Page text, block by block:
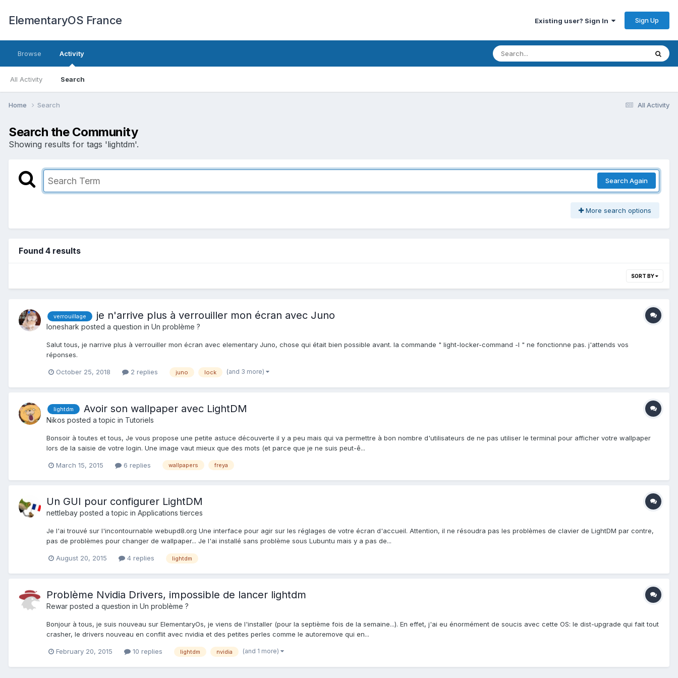
ElementaryOS France Existing user? Sign In Sign Up
Browse Activity
All Activity Search
All Activity
Home Search
Search the Community
Showing results for tags 'lightdm'.
Search Again
More search options
Found 4 results
SORT BY
verrouillage je n'arrive plus à verrouiller mon écran avec Juno
loneshark posted a question in Un problème ?
Salut tous, je narrive plus à verrouiller mon écran avec elementary Juno, chose qui était bien possible avant. la commande " light-locker-command -l " ne fonctionne pas. j'attends vos
réponses.
October 25, 2018 2 replies juno lock (and 3 more)
lightdm Avoir son wallpaper avec LightDM
Nikos posted a topic in Tutoriels
Bonsoir à toutes et tous, Je vous propose une petite astuce découverte il y a peu mais qui va permettre à bon nombre d'utilisateurs de ne pas utiliser le terminal pour afficher votre wallpaper
lors de la saisie de votre login. Une image vaut mieux que des mots (et parce que je ne suis peut-ê...
March 15, 2015 6 replies wallpapers freya
Un GUI pour configurer LightDM
nettlebay posted a topic in Applications tierces
Je l'ai trouvé sur l'incontournable webupd8.org Une interface pour agir sur les réglages de votre écran d'accueil. Attention, il ne résoudra pas les problèmes de clavier de LightDM par contre,
pas de problèmes pour changer de wallpaper... Je l'ai installé sans problème sous Lubuntu mais y a pas de...
August 20, 2015 4 replies lightdm
Problème Nvidia Drivers, impossible de lancer lightdm
Rewar posted a question in Un problème ?
Bonjour à tous, je suis nouveau sur ElementaryOs, je viens de l'installer (pour la septième fois de la semaine...). En effet, j'ai eu énormément de soucis avec cette OS: le dist-upgrade qui fait tout
crasher, le drivers nouveau en conflit avec nvidia et des petites perles comme le autoremove qui en...
February 20, 2015 10 replies lightdm nvidia (and 1 more)